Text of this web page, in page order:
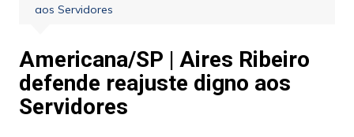
aos Servidores
Americana/SP | Aires Ribeiro
defende reajuste digno aos
Servidores